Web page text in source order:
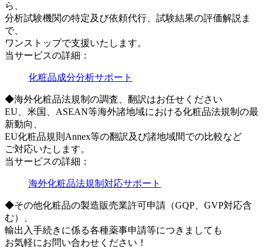
ら、
分析試験機関の特定及び依頼代行、試験結果の評価解説ま
で、
ワンストップで支援いたします。
当サービスの詳細：
化粧品成分分析サポート
◆海外化粧品法規制の調査、翻訳はお任せください
EU、米国、ASEAN等海外諸地域における化粧品法規制の最
新動向、
EU化粧品規則Annex等の翻訳及び諸地域間での比較など
ご対応いたします。
当サービスの詳細：
海外化粧品法規制対応サポート
◆その他化粧品の製造販売業許可申請（GQP、GVP対応含
む）、
輸出入手続きに係る各種薬事申請等につきましても
お気軽にお問い合わせください！